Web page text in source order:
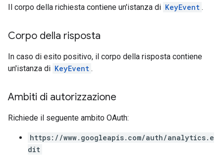
Il corpo della richiesta contiene un'istanza di KeyEvent .
Corpo della risposta
In caso di esito positivo, il corpo della risposta contiene
un'istanza di KeyEvent .
Ambiti di autorizzazione
Richiede il seguente ambito OAuth:
https://www.googleapis.com/auth/analytics.e
dit